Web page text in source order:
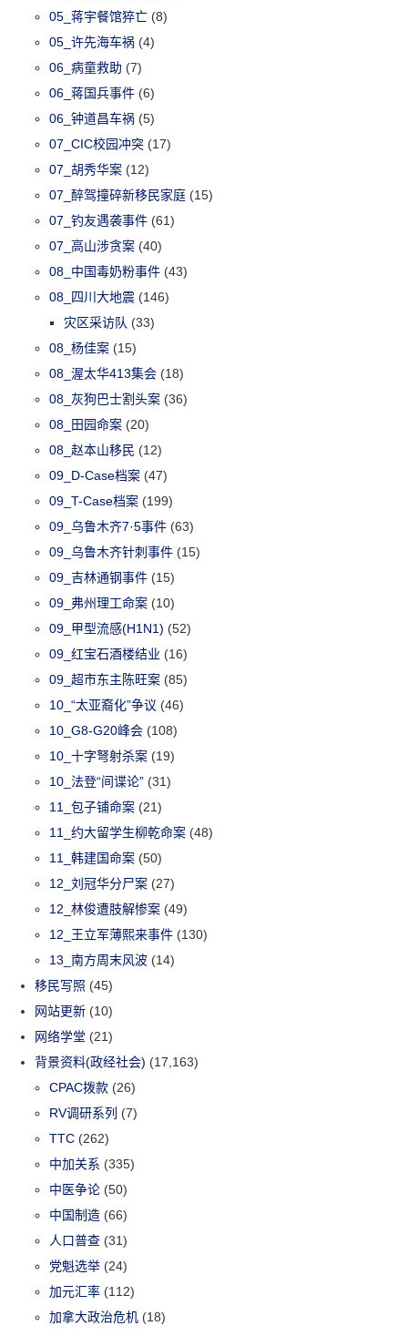
05_蒋宇餐馆猝亡 (8)
05_许先海车祸 (4)
06_病童救助 (7)
06_蒋国兵事件 (6)
06_钟道昌车祸 (5)
07_CIC校园冲突 (17)
07_胡秀华案 (12)
07_醉驾撞碎新移民家庭 (15)
07_钓友遇袭事件 (61)
07_高山涉贪案 (40)
08_中国毒奶粉事件 (43)
08_四川大地震 (146)
灾区采访队 (33)
08_杨佳案 (15)
08_渥太华413集会 (18)
08_灰狗巴士割头案 (36)
08_田园命案 (20)
08_赵本山移民 (12)
09_D-Case档案 (47)
09_T-Case档案 (199)
09_乌鲁木齐7·5事件 (63)
09_乌鲁木齐针刺事件 (15)
09_吉林通钢事件 (15)
09_弗州理工命案 (10)
09_甲型流感(H1N1) (52)
09_红宝石酒楼结业 (16)
09_超市东主陈旺案 (85)
10_“太亚裔化”争议 (46)
10_G8-G20峰会 (108)
10_十字弩射杀案 (19)
10_法登“间谍论” (31)
11_包子铺命案 (21)
11_约大留学生柳乾命案 (48)
11_韩建国命案 (50)
12_刘冠华分尸案 (27)
12_林俊遭肢解惨案 (49)
12_王立军薄熙来事件 (130)
13_南方周末风波 (14)
移民写照 (45)
网站更新 (10)
网络学堂 (21)
背景资料(政经社会) (17,163)
CPAC拨款 (26)
RV调研系列 (7)
TTC (262)
中加关系 (335)
中医争论 (50)
中国制造 (66)
人口普查 (31)
党魁选举 (24)
加元汇率 (112)
加拿大政治危机 (18)